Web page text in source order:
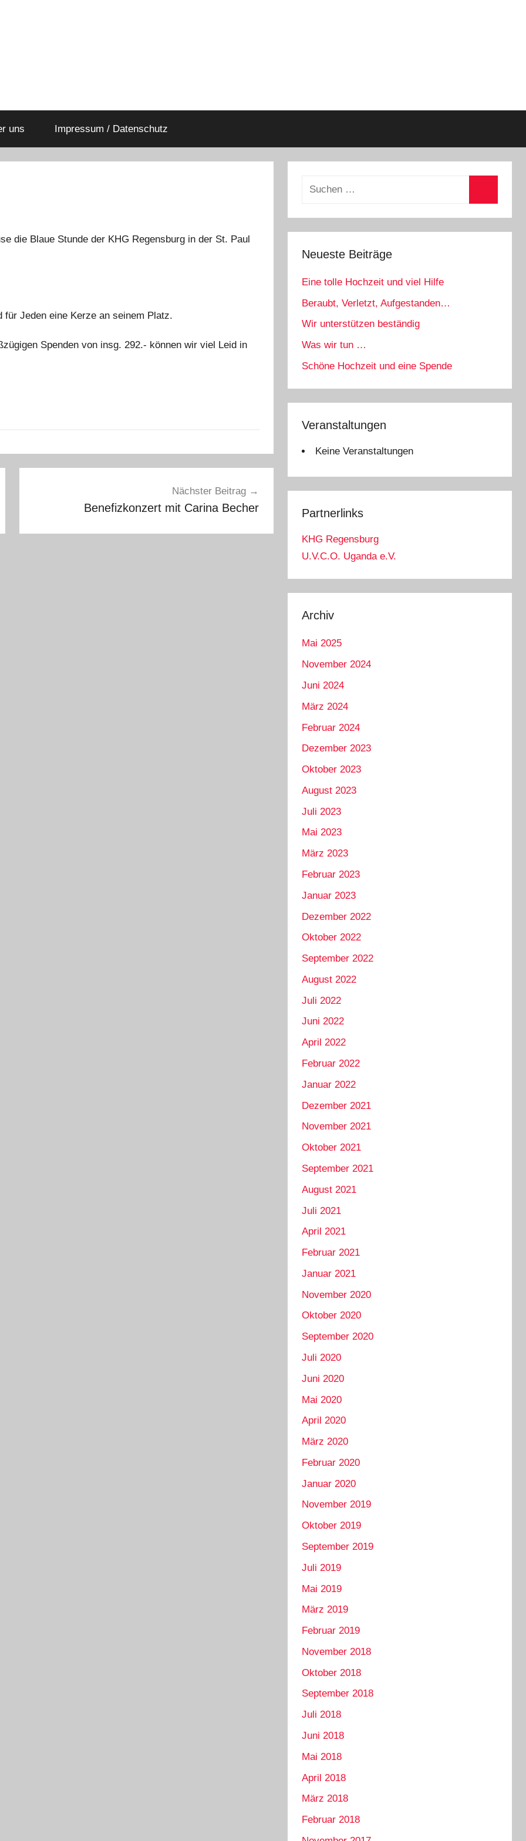
uns Impressum / Datenschutz
die Blaue Stunde der KHG Regensburg in der St. Paul
Jeden eine Kerze an seinem Platz.
Spenden von insg. 292.- können wir viel Leid in
Nächster Beitrag
Benefizkonzert mit Carina Becher
Suchen
Neueste Beiträge
Eine tolle Hochzeit und viel Hilfe
Beraubt, Verletzt, Aufgestanden…
Wir unterstützen beständig
Was wir tun …
Schöne Hochzeit und eine Spende
Veranstaltungen
Keine Veranstaltungen
Partnerlinks
KHG Regensburg
U.V.C.O. Uganda e.V.
Archiv
Mai 2025
November 2024
Juni 2024
März 2024
Februar 2024
Dezember 2023
Oktober 2023
August 2023
Juli 2023
Mai 2023
März 2023
Februar 2023
Januar 2023
Dezember 2022
Oktober 2022
September 2022
August 2022
Juli 2022
Juni 2022
April 2022
Februar 2022
Januar 2022
Dezember 2021
November 2021
Oktober 2021
September 2021
August 2021
Juli 2021
April 2021
Februar 2021
Januar 2021
November 2020
Oktober 2020
September 2020
Juli 2020
Juni 2020
Mai 2020
April 2020
März 2020
Februar 2020
Januar 2020
November 2019
Oktober 2019
September 2019
Juli 2019
Mai 2019
März 2019
Februar 2019
November 2018
Oktober 2018
September 2018
Juli 2018
Juni 2018
Mai 2018
April 2018
März 2018
Februar 2018